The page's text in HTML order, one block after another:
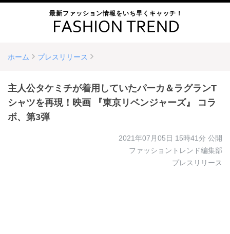
最新ファッション情報をいち早くキャッチ！
ホーム プレスリリース
主人公タケミチが着用していたパーカ＆ラグランT
シャツを再現！映画 『東京リベンジャーズ』 コラ
ボ、第3弾
2021年07月05日 15時41分 公開
ファッショントレンド編集部
プレスリリース